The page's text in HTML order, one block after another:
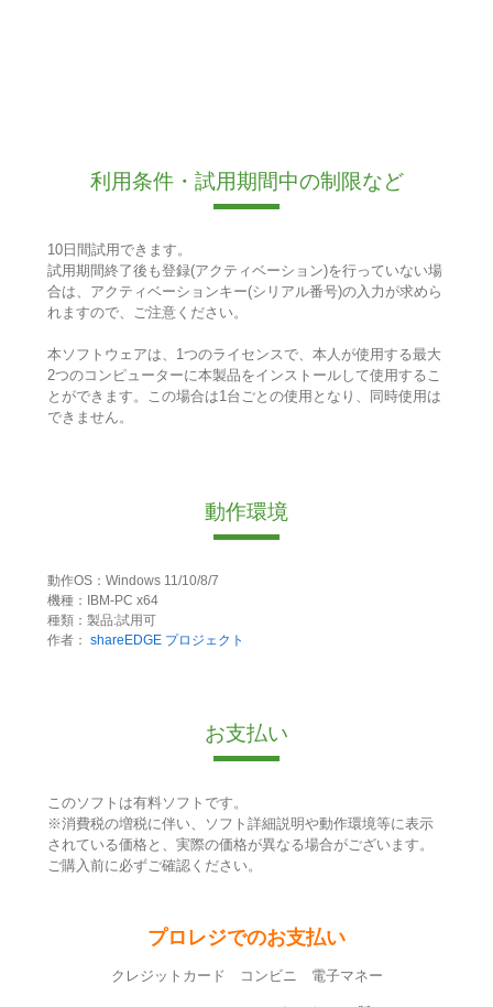
利用条件・試用期間中の制限など
10日間試用できます。
試用期間終了後も登録(アクティベーション)を行っていない場
合は、アクティベーションキー(シリアル番号)の入力が求めら
れますので、ご注意ください。
本ソフトウェアは、1つのライセンスで、本人が使用する最大
2つのコンピューターに本製品をインストールして使用するこ
とができます。この場合は1台ごとの使用となり、同時使用は
できません。
動作環境
動作OS：Windows 11/10/8/7
機種：IBM-PC x64
種類：製品:試用可
作者： shareEDGE プロジェクト
お支払い
このソフトは有料ソフトです。
※消費税の増税に伴い、ソフト詳細説明や動作環境等に表示
されている価格と、実際の価格が異なる場合がございます。
ご購入前に必ずご確認ください。
プロレジでのお支払い
クレジットカード コンビニ 電子マネー